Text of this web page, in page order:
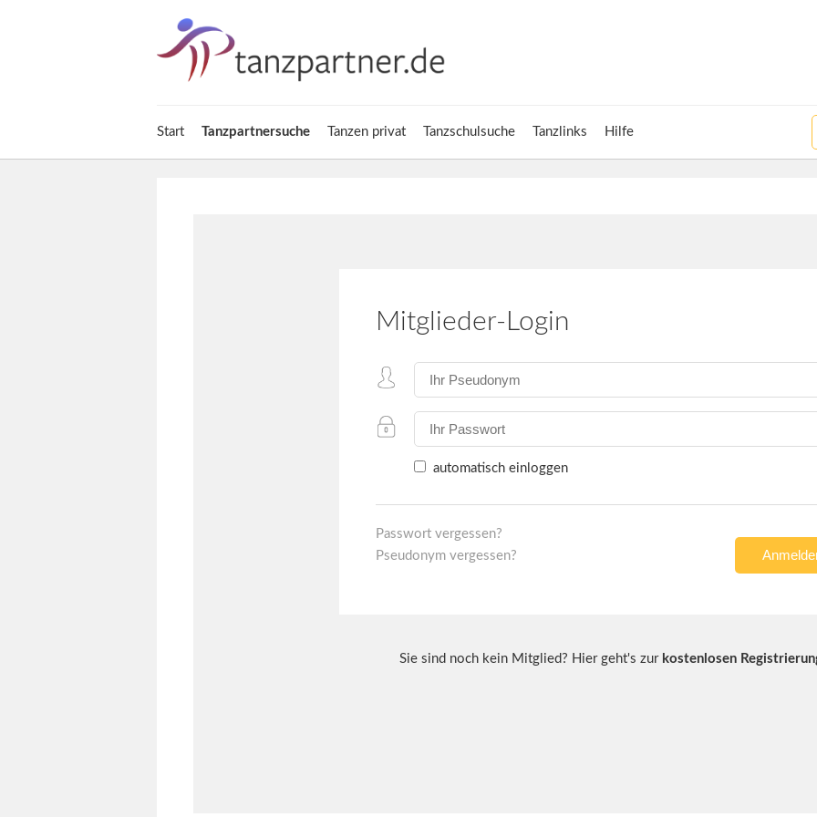
Start Tanzpartnersuche Tanzen privat Tanzschulsuche Tanzlinks Hilfe
Mitglieder-Login
automatisch einloggen
Passwort vergessen?
Pseudonym vergessen?
Sie sind noch kein Mitglied? Hier geht's zur kostenlosen